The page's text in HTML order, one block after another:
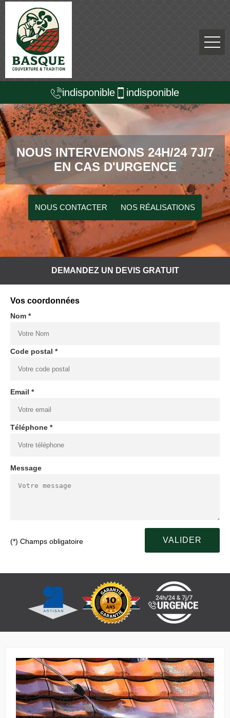
indisponible indisponible
NOUS INTERVENONS 24H/24 7J/7
EN CAS D'URGENCE
NOUS CONTACTER NOS RÉALISATIONS
DEMANDEZ UN DEVIS GRATUIT
Vos coordonnées
Nom *
Code postal *
Email *
Téléphone *
Message
(*) Champs obligatoire